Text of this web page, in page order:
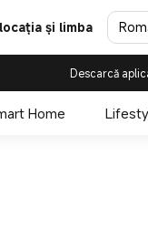
și limba
Descarcă
Home